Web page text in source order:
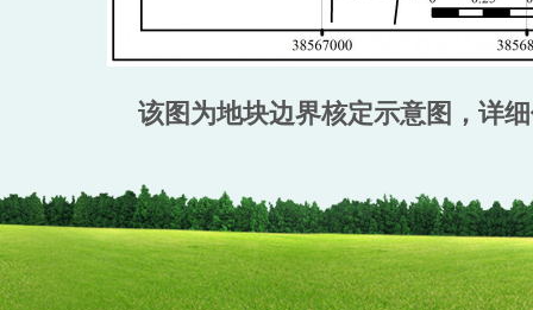
该图为地块边界核定示意图，详